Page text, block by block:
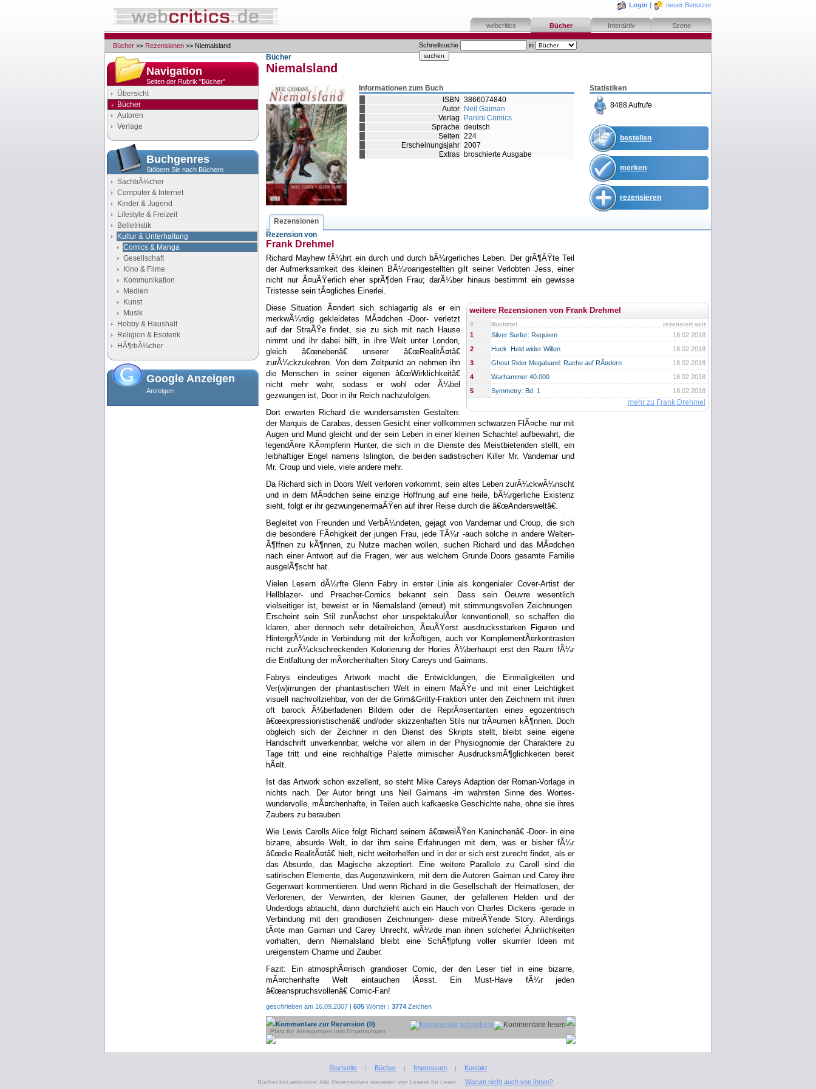
Login | neuer Benutzer
webcritics Bücher Interaktiv Szene
Schnellsuche in
Bücher >> Rezensionen >> Niemalsland
Navigation
Seiten der Rubrik "Bücher"
Übersicht
Bücher
Autoren
Verlage
Buchgenres
Stöbern Sie nach Büchern
SachbÃ¼cher
Computer & Internet
Kinder & Jugend
Lifestyle & Freizeit
Belletristik
Kultur & Unterhaltung
Comics & Manga
Gesellschaft
Kino & Filme
Kommunikation
Medien
Kunst
Musik
Hobby & Haushalt
Religion & Esoterik
HÃ¶rbÃ¼cher
Google Anzeigen
Anzeigen
Bücher
Niemalsland
Statistiken
8488 Aufrufe
bestellen
merken
rezensieren
Informationen zum Buch
ISBN
3866074840
Autor
Neil Gaiman
Verlag
Panini Comics
Sprache deutsch
Seiten 224
Erscheinungsjahr 2007
Extras broschierte Ausgabe
Rezensionen
Rezension von
Frank Drehmel
Richard Mayhew fÃ¼hrt ein durch und durch bÃ¼rgerliches Leben. Der grÃ¶ÃŸte Teil
der Aufmerksamkeit des kleinen BÃ¼roangestellten gilt seiner Verlobten Jess, einer
nicht nur Ã¤uÃŸerlich eher sprÃ¶den Frau; darÃ¼ber hinaus bestimmt ein gewisse
Tristesse sein tÃ¤gliches Einerlei.
weitere Rezensionen von Frank Drehmel
# rezensiert seit
Buchtitel
1 18.02.2018
Silver Surfer: Requiem
2
18.02.2018
Huck: Held wider Willen
3
18.02.2018
Ghost Rider Megaband: Rache auf RÃ¤dern
4
18.02.2018
Warhammer 40.000
5
18.02.2018
Symmetry: Bd. 1
mehr zu Frank Drehmel
Diese Situation Ã¤ndert sich schlagartig als er ein
merkwÃ¼rdig gekleidetes MÃ¤dchen -Door- verletzt
auf der StraÃŸe findet, sie zu sich mit nach Hause
nimmt und ihr dabei hilft, in ihre Welt unter London,
gleich â€œnebenâ€ unserer â€œRealitÃ¤tâ€
zurÃ¼ckzukehren. Von dem Zeitpunkt an nehmen ihn
die Menschen in seiner eigenen â€œWirklichkeitâ€
nicht mehr wahr, sodass er wohl oder Ã¼bel
gezwungen ist, Door in ihr Reich nachzufolgen.
Dort erwarten Richard die wundersamsten Gestalten:
der Marquis de Carabas, dessen Gesicht einer vollkommen schwarzen FlÃ¤che nur mit
Augen und Mund gleicht und der sein Leben in einer kleinen Schachtel aufbewahrt, die
legendÃ¤re KÃ¤mpferin Hunter, die sich in die Dienste des Meistbietenden stellt, ein
leibhaftiger Engel namens Islington, die beiden sadistischen Killer Mr. Vandemar und
Mr. Croup und viele, viele andere mehr.
Da Richard sich in Doors Welt verloren vorkommt, sein altes Leben zurÃ¼ckwÃ¼nscht
und in dem MÃ¤dchen seine einzige Hoffnung auf eine heile, bÃ¼rgerliche Existenz
sieht, folgt er ihr gezwungenermaÃŸen auf ihrer Reise durch die â€œAndersweltâ€.
Begleitet von Freunden und VerbÃ¼ndeten, gejagt von Vandemar und Croup, die sich
die besondere FÃ¤higkeit der jungen Frau, jede TÃ¼r -auch solche in andere Welten-
Ã¶ffnen zu kÃ¶nnen, zu Nutze machen wollen, suchen Richard und das MÃ¤dchen
nach einer Antwort auf die Fragen, wer aus welchem Grunde Doors gesamte Familie
ausgelÃ¶scht hat.
Vielen Lesern dÃ¼rfte Glenn Fabry in erster Linie als kongenialer Cover-Artist der
Hellblazer- und Preacher-Comics bekannt sein. Dass sein Oeuvre wesentlich
vielseitiger ist, beweist er in Niemalsland (erneut) mit stimmungsvollen Zeichnungen.
Erscheint sein Stil zunÃ¤chst eher unspektakulÃ¤r konventionell, so schaffen die
klaren, aber dennoch sehr detailreichen, Ã¤uÃŸerst ausdrucksstarken Figuren und
HintergrÃ¼nde in Verbindung mit der krÃ¤ftigen, auch vor KomplementÃ¤rkontrasten
nicht zurÃ¼ckschreckenden Kolorierung der Hories Ã¼berhaupt erst den Raum fÃ¼r
die Entfaltung der mÃ¤rchenhaften Story Careys und Gaimans.
Fabrys eindeutiges Artwork macht die Entwicklungen, die Einmaligkeiten und
Ver(w)irrungen der phantastischen Welt in einem MaÃŸe und mit einer Leichtigkeit
visuell nachvollziehbar, von der die Grim&Gritty-Fraktion unter den Zeichnern mit ihren
oft barock Ã¼berladenen Bildern oder die ReprÃ¤sentanten eines egozentrisch
â€œexpressionistischenâ€ und/oder skizzenhaften Stils nur trÃ¤umen kÃ¶nnen. Doch
obgleich sich der Zeichner in den Dienst des Skripts stellt, bleibt seine eigene
Handschrift unverkennbar, welche vor allem in der Physiognomie der Charaktere zu
Tage tritt und eine reichhaltige Palette mimischer AusdrucksmÃ¶glichkeiten bereit
hÃ¤lt.
Ist das Artwork schon exzellent, so steht Mike Careys Adaption der Roman-Vorlage in
nichts nach. Der Autor bringt uns Neil Gaimans -im wahrsten Sinne des Wortes-
wundervolle, mÃ¤rchenhafte, in Teilen auch kafkaeske Geschichte nahe, ohne sie ihres
Zaubers zu berauben.
Wie Lewis Carolls Alice folgt Richard seinem â€œweiÃŸen Kaninchenâ€ -Door- in eine
bizarre, absurde Welt, in der ihm seine Erfahrungen mit dem, was er bisher fÃ¼r
â€œdie RealitÃ¤tâ€ hielt, nicht weiterhelfen und in der er sich erst zurecht findet, als er
das Absurde, das Magische akzeptiert. Eine weitere Parallele zu Caroll sind die
satirischen Elemente, das Augenzwinkern, mit dem die Autoren Gaiman und Carey ihre
Gegenwart kommentieren. Und wenn Richard in die Gesellschaft der Heimatlosen, der
Verlorenen, der Verwirrten, der kleinen Gauner, der gefallenen Helden und der
Underdogs abtaucht, dann durchzieht auch ein Hauch von Charles Dickens -gerade in
Verbindung mit den grandiosen Zeichnungen- diese mitreiÃŸende Story. Allerdings
tÃ¤te man Gaiman und Carey Unrecht, wÃ¼rde man ihnen solcherlei Ã„hnlichkeiten
vorhalten, denn Niemalsland bleibt eine SchÃ¶pfung voller skurriler Ideen mit
ureigenstem Charme und Zauber.
Fazit: Ein atmosphÃ¤risch grandioser Comic, der den Leser tief in eine bizarre,
mÃ¤rchenhafte Welt eintauchen lÃ¤sst. Ein Must-Have fÃ¼r jeden
â€œanspruchsvollenâ€ Comic-Fan!
geschrieben am 16.09.2007 | 605 Wörter | 3774 Zeichen
Kommentare zur Rezension (0)
Platz für Anregungen und Ergänzungen
Startseite | Bücher | Impressum | Kontakt
Bücher bei webcritics: Alle Rezensionen stammen von Lesern für Leser. Warum nicht auch von Ihnen?